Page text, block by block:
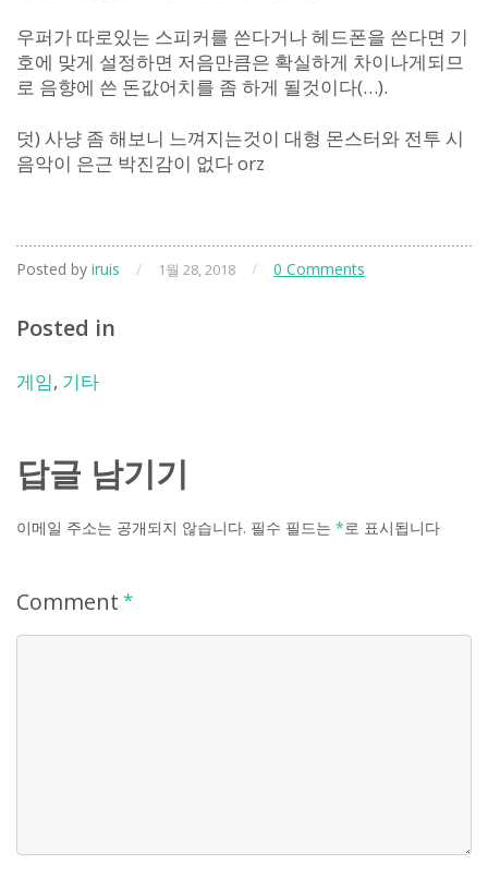
우퍼가 따로있는 스피커를 쓴다거나 헤드폰을 쓴다면 기
호에 맞게 설정하면 저음만큼은 확실하게 차이나게되므
로 음향에 쓴 돈값어치를 좀 하게 될것이다(…).
덧) 사냥 좀 해보니 느껴지는것이 대형 몬스터와 전투 시
음악이 은근 박진감이 없다 orz
Posted by iruis / 1월 28, 2018 / 0 Comments
Posted in
게임, 기타
답글 남기기
이메일 주소는 공개되지 않습니다. 필수 필드는 *로 표시됩니다
Comment *